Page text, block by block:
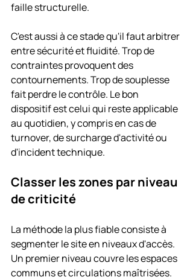
faille structurelle.
C'est aussi à ce stade qu'il faut arbitrer
entre sécurité et fluidité. Trop de
contraintes provoquent des
contournements. Trop de souplesse
fait perdre le contrôle. Le bon
dispositif est celui qui reste applicable
au quotidien, y compris en cas de
turnover, de surcharge d'activité ou
d'incident technique.
Classer les zones par niveau
de criticité
La méthode la plus fiable consiste à
segmenter le site en niveaux d'accès.
Un premier niveau couvre les espaces
communs et circulations maîtrisées.